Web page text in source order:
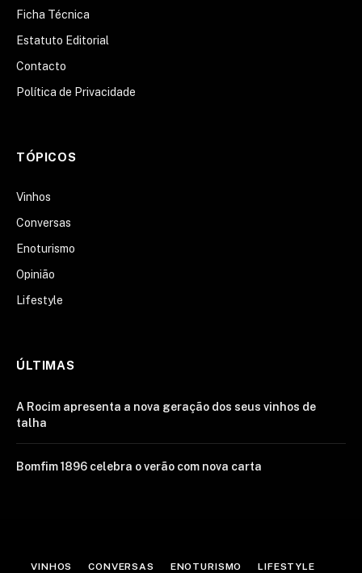
Ficha Técnica
Estatuto Editorial
Contacto
Política de Privacidade
TÓPICOS
Vinhos
Conversas
Enoturismo
Opinião
Lifestyle
ÚLTIMAS
A Rocim apresenta a nova geração dos seus vinhos de
talha
Bomfim 1896 celebra o verão com nova carta
VINHOS CONVERSAS ENOTURISMO LIFESTYLE